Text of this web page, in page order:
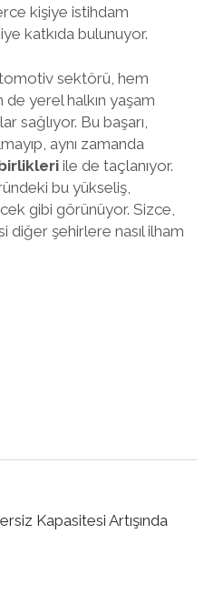
kişiye istihdam
katkıda bulunuyor.
sektörü, hem
yerel halkın yaşam
sağlıyor. Bu başarı,
aynı zamanda
ile de taçlanıyor.
bu yükseliş,
gibi görünüyor. Sizce,
diğer şehirlere nasıl ilham
Kapasitesi Artışında